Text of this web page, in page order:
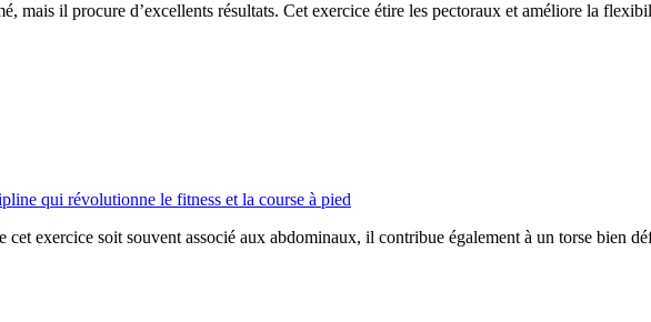
mais il procure d’excellents résultats. Cet exercice étire les pectoraux et améliore la
qui révolutionne le fitness et la course à pied
cet exercice soit souvent associé aux abdominaux, il contribue également à un torse bien